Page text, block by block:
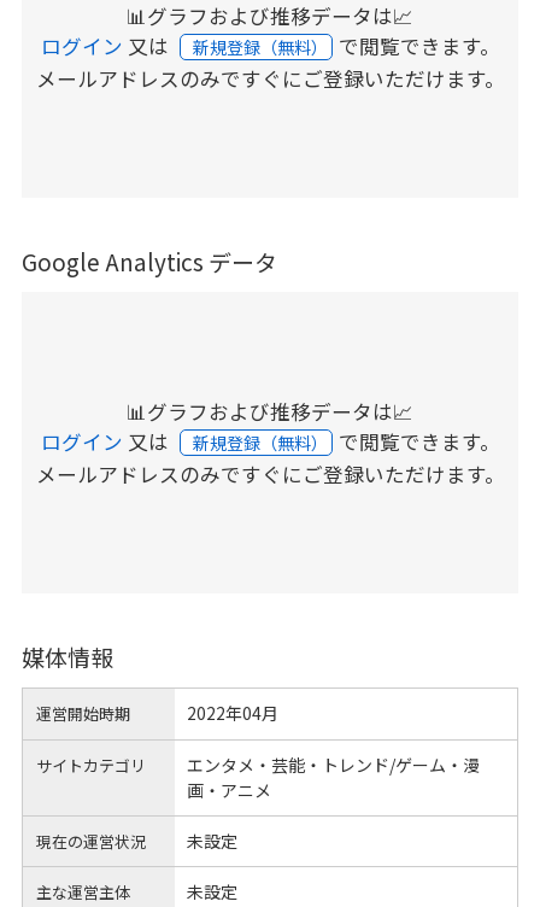
📊グラフおよび推移データは📈
ログイン 又は 新規登録（無料） で閲覧できます。
メールアドレスのみですぐにご登録いただけます。
Google Analytics データ
📊グラフおよび推移データは📈
ログイン 又は 新規登録（無料） で閲覧できます。
メールアドレスのみですぐにご登録いただけます。
媒体情報
運営開始時期 2022年04月
サイトカテゴリ
エンタメ・芸能・トレンド/ゲーム・漫
画・アニメ
現在の運営状況 未設定
主な運営主体 未設定